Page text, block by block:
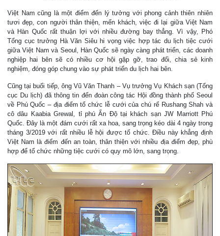
Việt Nam cũng là một điểm đến lý tưởng với phong cảnh thiên nhiên
tươi đẹp, con người thân thiện, mến khách, việc đi lại giữa Việt Nam
và Hàn Quốc rất thuận lợi với nhiều đường bay thẳng. Vì vậy, Phó
Tổng cục trưởng Hà Văn Siêu hi vọng việc hợp tác du lịch tiệc cưới
giữa Việt Nam và Seoul, Hàn Quốc sẽ ngày càng phát triển, các doanh
nghiệp hai bên sẽ có nhiều cơ hội gặp gỡ, trao đổi, chia sẻ kinh
nghiệm, đóng góp chung vào sự phát triển du lịch hai bên.
Cũng tại buối tiếp, ông Vũ Văn Thanh – Vụ trưởng Vụ Khách sạn (Tổng
cục Du lịch) đã thông tin đến đoàn công tác Hội đồng thành phố Seoul
về Phú Quốc – địa điểm tổ chức lễ cưới của chú rể Rushang Shah và
cô dâu Kaabia Grewal, tỉ phú Ấn Độ tại khách sạn JW Marriott Phú
Quốc. Đây là một đám cưới rất xa hoa, sang trọng kéo dài 4 ngày trong
tháng 3/2019 với rất nhiều lễ hội được tổ chức. Điều này khẳng định
Việt Nam là điểm đến an toàn, thân thiện với nhiều địa điểm đẹp, phù
hợp để tổ chức những tiệc cưới có quy mô lớn, sang trọng.